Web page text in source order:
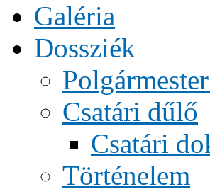
Galéria
Dossziék
Csatári dűlő
Csatári
Történelem